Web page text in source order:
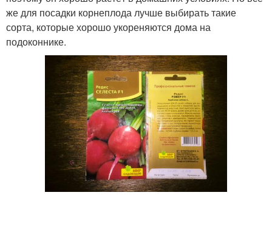
же для посадки корнеплода лучше выбирать такие
сорта, которые хорошо укореняются дома на
подоконнике.